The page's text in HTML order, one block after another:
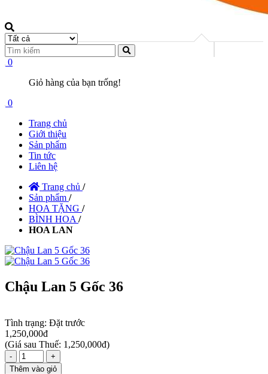
0
Giỏ hàng của bạn trống!
0
Trang chủ
Giới thiệu
Sản phẩm
Tin tức
Liên hệ
Trang chủ /
Sản phẩm /
HOA TẶNG /
BÌNH HOA /
HOA LAN
Chậu Lan 5 Gốc 36
Tình trạng: Đặt trước
1,250,000đ
(Giá sau Thuế: 1,250,000đ)
-
+
Thêm vào giỏ